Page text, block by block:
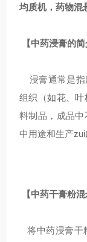
均质机，药物混
【中药浸膏的简
浸膏通常是指
组织（如花、
料制品，成品中
中用途和生产zui
【中药干膏粉混
将中药浸膏干